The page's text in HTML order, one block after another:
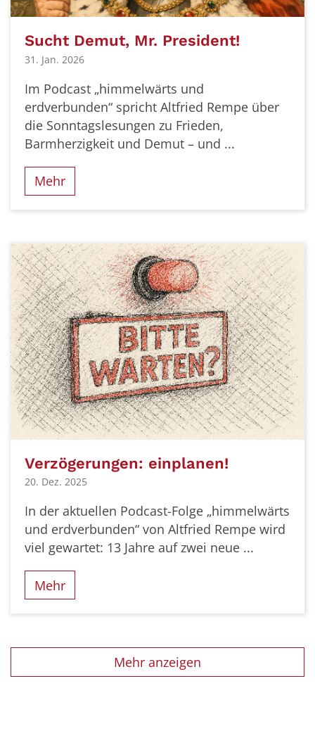
Sucht Demut, Mr. President!
31. Jan. 2026
Im Podcast „himmelwärts und
erdverbunden“ spricht Altfried Rempe über
die Sonntagslesungen zu Frieden,
Barmherzigkeit und Demut – und ...
Mehr
Verzögerungen: einplanen!
20. Dez. 2025
In der aktuellen Podcast-Folge „himmelwärts
und erdverbunden“ von Altfried Rempe wird
viel gewartet: 13 Jahre auf zwei neue ...
Mehr
Mehr anzeigen